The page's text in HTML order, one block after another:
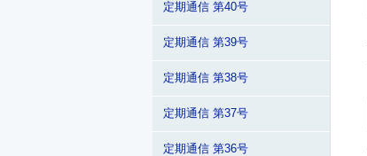
定期通信 第40号
定期通信 第39号
定期通信 第38号
定期通信 第37号
定期通信 第36号